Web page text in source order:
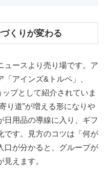
くりが変わる
ュースより売り場です。ア
アインズ&トルペ」、
プとして紹介されていま
り道”が増える形になりや
日用品の導線に入り、ギフ
です。見方のコツは「何が
口が分かると、グループが
えます。